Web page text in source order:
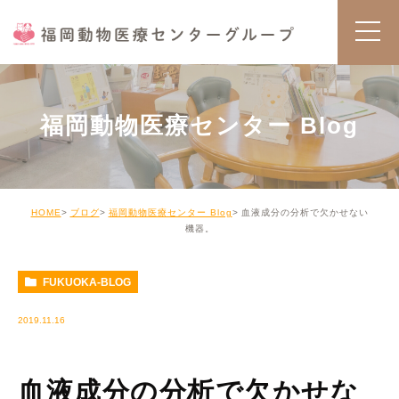
福岡動物医療センター Blog
HOME ブログ 福岡動物医療センター Blog
血液成分の分析で欠かせない
機器。
FUKUOKA-BLOG
2019.11.16
血液成分の分析で欠かせな